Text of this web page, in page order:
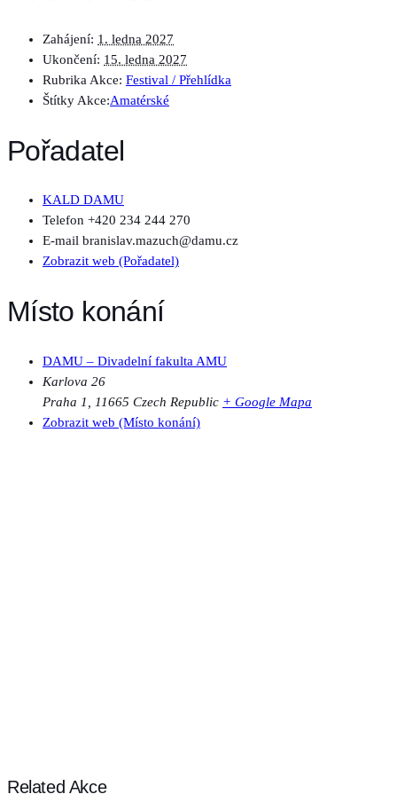
Zahájení: 1. ledna 2027
Ukončení: 15. ledna 2027
Rubrika Akce: Festival / Přehlídka
Štítky Akce:Amatérské
Pořadatel
KALD DAMU
Telefon +420 234 244 270
E-mail branislav.mazuch@damu.cz
Zobrazit web (Pořadatel)
Místo konání
DAMU – Divadelní fakulta AMU
Karlova 26
Praha 1
11665 Czech Republic + Google Mapa
Zobrazit web (Místo konání)
Related Akce